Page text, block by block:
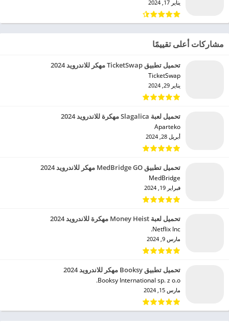
يناير 17, 2024
مشاركات أعلى تقييمًا
تحميل تطبيق TicketSwap مهكر للاندرويد 2024
TicketSwap‏
يناير 29, 2024
تحميل لعبة Slagalica مهكرة للاندرويد 2024
Aparteko‏
أبريل 28, 2024
تحميل تطبيق MedBridge GO مهكر للاندرويد 2024
MedBridge‏
فبراير 19, 2024
تحميل لعبة Money Heist مهكرة للاندرويد 2024
Netflix Inc.‏
مارس 9, 2024
تحميل تطبيق Booksy مهكر للاندرويد 2024
Booksy International sp. z o.o.‏
مارس 15, 2024